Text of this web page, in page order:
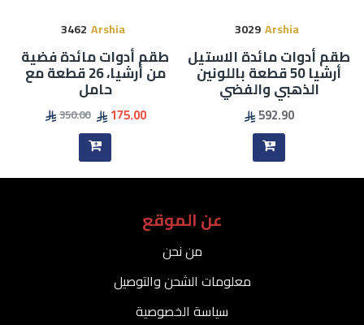
Arshia
3029
طقم أدوات مائدة الاستيل
أرشيا 50 قطعة باللونين
الذهبي والفضي
592.90
Arshia
3462
طقم أدوات مائدة فضية
من أرشيا، 26 قطعة مع
حامل
175.00
350.00
عن الموقع
من نحن
معلومات الشحن والتوصيل
سياسة الخصوصية